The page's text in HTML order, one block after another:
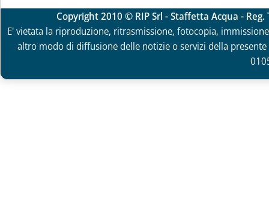
Copyright 2010 © RIP Srl - Staffetta Acqua -
E' vietata la riproduzione, ritrasmissione, fotocopia,
altro modo di diffusione delle notizie o servizi della